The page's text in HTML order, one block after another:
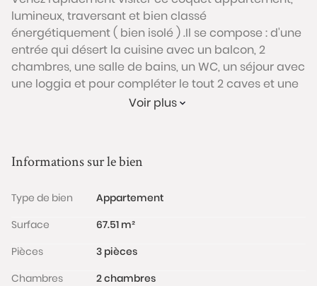
lumineux, traversant et bien classé
énergétiquement ( bien isolé ) .Il se compose : d'une
entrée qui désert la cuisine avec un balcon, 2
chambres, une salle de bains, un WC, un séjour avec
une loggia et pour compléter le tout 2 caves et une
sera exigée pour tous les visiteurs majeurs avant
Les informations sur les risques auxquels ce bien est
www.georisques.gouv.fr
Voir plus
Informations sur le bien
Type de bien
Appartement
Surface
67.51 m²
Pièces
3 pièces
Chambres
2 chambres